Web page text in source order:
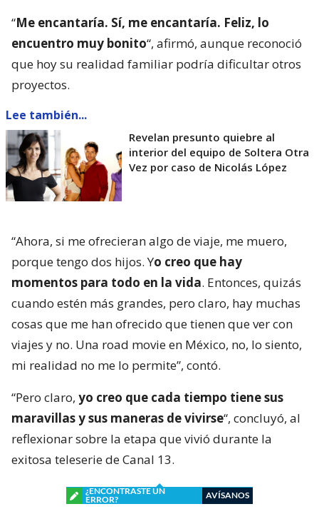
“Me encantaría. Sí, me encantaría. Feliz, lo
encuentro muy bonito“, afirmó, aunque reconoció
que hoy su realidad familiar podría dificultar otros
proyectos.
Lee también...
Revelan presunto quiebre al
interior del equipo de Soltera Otra
Vez por caso de Nicolás López
“Ahora, si me ofrecieran algo de viaje, me muero,
porque tengo dos hijos. Yo creo que hay
momentos para todo en la vida. Entonces, quizás
cuando estén más grandes, pero claro, hay muchas
cosas que me han ofrecido que tienen que ver con
viajes y no. Una road movie en México, no, lo siento,
mi realidad no me lo permite”, contó.
“Pero claro, yo creo que cada tiempo tiene sus
maravillas y sus maneras de vivirse“, concluyó, al
reflexionar sobre la etapa que vivió durante la
exitosa teleserie de Canal 13.
¿ENCONTRASTE UN
ERROR?
AVÍSANOS